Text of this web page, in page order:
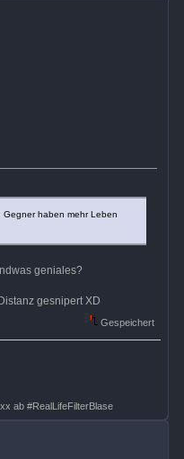
Gegner haben mehr Leben
geniales?
gesnipert XD
Gespeichert
ab #RealLifeFilterBlase